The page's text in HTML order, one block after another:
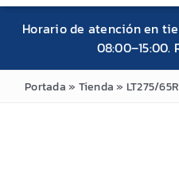
AUTO
CAMIONETA / SUV /
ATV / UTV / SXS
Horario de atención en
08:00–15:00.
Portada» Tienda» LT275/